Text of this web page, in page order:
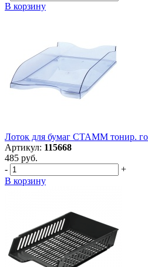
В корзину
Лоток для бумаг СТАММ тонир.
Артикул: 115668
485 руб.
-
+
В корзину